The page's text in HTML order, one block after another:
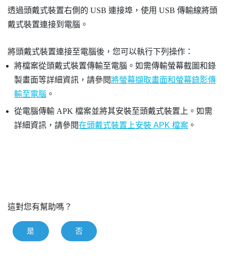
透過頭戴式裝置右側的 USB 連接埠，使用 USB 傳輸線將頭
戴式裝置連接到電腦。
將頭戴式裝置連接至電腦後，您可以執行下列操作：
將檔案從頭戴式裝置傳輸至電腦。如需傳輸螢幕截圖和錄
製畫面等詳細資訊，請參閱將螢幕擷取畫面和螢幕錄影傳
輸至電腦 。
從電腦傳輸 APK 檔案並將其安裝至頭戴式裝置上。如需
詳細資訊，請參閱在頭戴式裝置上安裝 APK 檔案。
這對您有幫助嗎？
是 否